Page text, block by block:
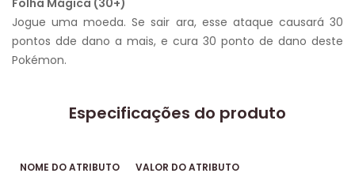
Folha Mágica (30+)
Jogue uma moeda. Se sair ara, esse ataque causará 30
pontos dde dano a mais, e cura 30 ponto de dano deste
Pokémon.
Especificações do produto
NOME DO ATRIBUTO VALOR DO ATRIBUTO